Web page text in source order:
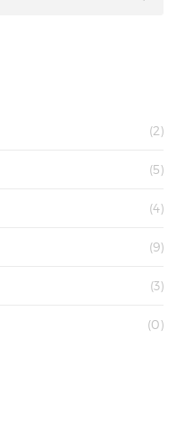
(2)
(5)
(4)
(9)
(3)
(0)